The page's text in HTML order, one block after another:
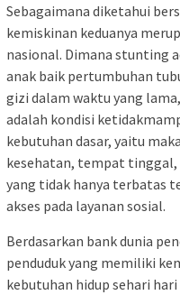
Sebagaimana diketahui
kemiskinan keduanya
nasional. Dimana stunting
anak baik pertumbuhan
gizi dalam waktu yang
adalah kondisi
kebutuhan dasar, yaitu
kesehatan, tempat tinggal,
yang tidak hanya terbatas
akses pada layanan sosial.
Berdasarkan bank dunia
penduduk yang memiliki
kebutuhan hidup sehari